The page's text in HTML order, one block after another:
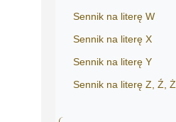
Sennik na literę W
Sennik na literę X
Sennik na literę Y
Sennik na literę Z, Ź, Ż